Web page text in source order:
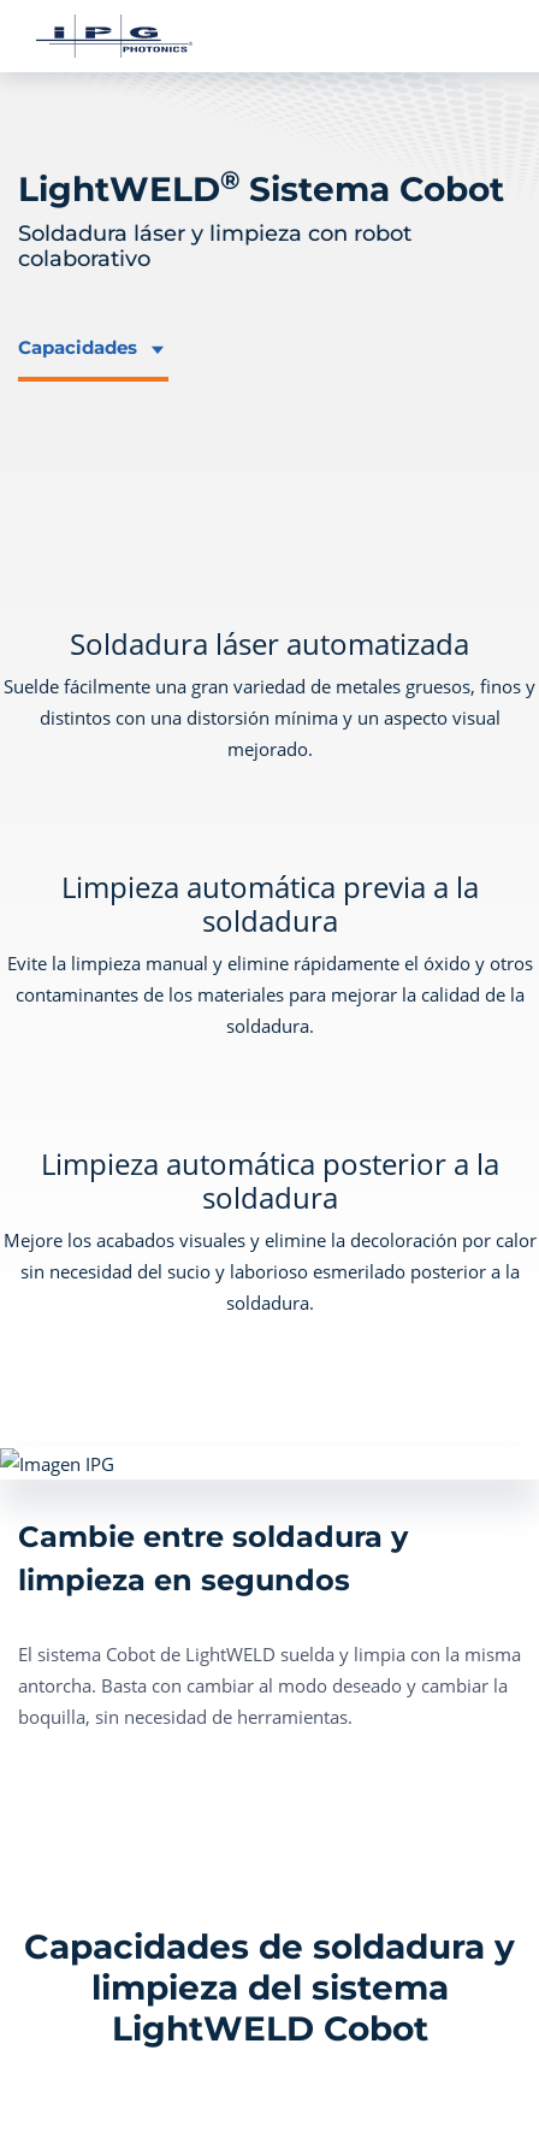
LightWELD® Sistema Cobot
Soldadura láser y limpieza con robot
colaborativo
Capacidades
Soldadura láser automatizada
Suelde fácilmente una gran variedad de metales gruesos, finos y
distintos con una distorsión mínima y un aspecto visual
mejorado.
Limpieza automática previa a la
soldadura
Evite la limpieza manual y elimine rápidamente el óxido y otros
contaminantes de los materiales para mejorar la calidad de la
soldadura.
Limpieza automática posterior a la
soldadura
Mejore los acabados visuales y elimine la decoloración por calor
sin necesidad del sucio y laborioso esmerilado posterior a la
soldadura.
Cambie entre soldadura y
limpieza en segundos
El sistema Cobot de LightWELD suelda y limpia con la misma
antorcha. Basta con cambiar al modo deseado y cambiar la
boquilla, sin necesidad de herramientas.
Capacidades de soldadura y
limpieza del sistema
LightWELD Cobot